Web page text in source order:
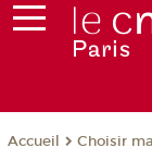
Accueil Choisir